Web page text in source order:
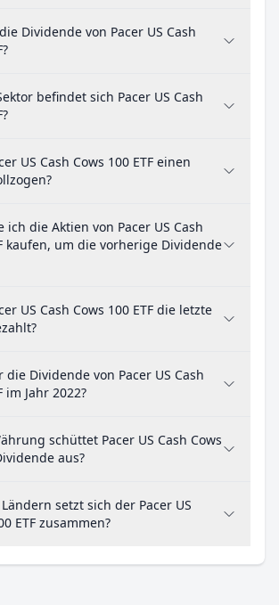
Dividende von Pacer US Cash
befindet sich Pacer US Cash
US Cash Cows 100 ETF einen
ich die Aktien von Pacer US Cash
kaufen, um die vorherige Dividende
US Cash Cows 100 ETF die letzte
die Dividende von Pacer US Cash
im Jahr 2022?
schüttet Pacer US Cash Cows
aus?
setzt sich der Pacer US
ETF zusammen?